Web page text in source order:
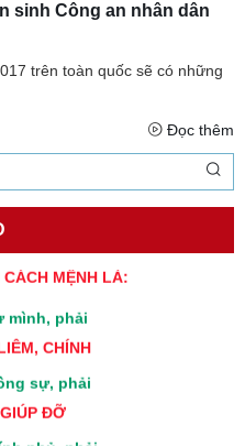
sinh Công an nhân dân
trên toàn quốc sẽ có những
Đọc thêm
CHÍNH
ĐỠ